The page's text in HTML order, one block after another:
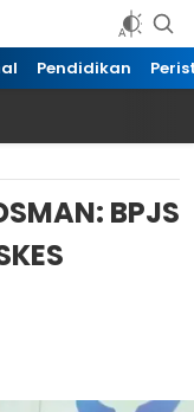
Pendidikan
BPJS